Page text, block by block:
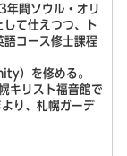
間ソウル・オリ
して仕えつつ、ト
語コース修士課程
）を修める。
キリスト福音館で
り、札幌ガーデ